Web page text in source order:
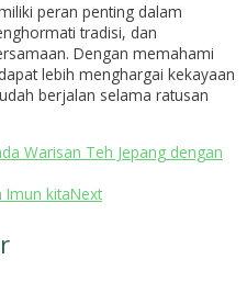
peran penting dalam
tradisi, dan
Dengan memahami
lebih menghargai kekayaan
berjalan selama ratusan
Warisan Teh Jepang dengan
Imun kitaNext